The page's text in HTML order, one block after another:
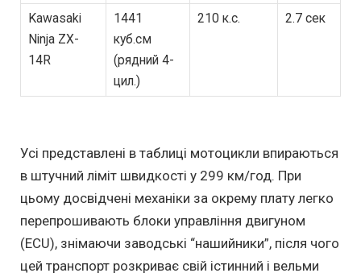
Kawasaki
Ninja ZX-
14R
1441
куб.см
(рядний 4-
цил.)
210 к.с. 2.7 сек
Усі представлені в таблиці мотоцикли впираються
в штучний ліміт швидкості у 299 км/год. При
цьому досвідчені механіки за окрему плату легко
перепрошивають блоки управління двигуном
(ECU), знімаючи заводські “нашийники”, після чого
цей транспорт розкриває свій істинний і вельми